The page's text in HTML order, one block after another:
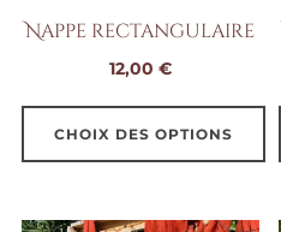
Nappe rectangulaire
12,00 €
CHOIX DES OPTIONS